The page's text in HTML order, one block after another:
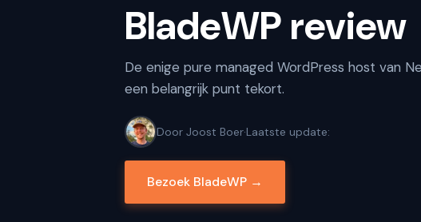
BladeWP review
De enige pure managed WordPress host van
een belangrijk punt tekort.
Door Joost Boer·Laatste update:
Bezoek BladeWP →